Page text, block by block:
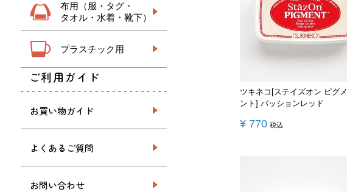
布用（服・タグ・
タオル・水着・靴下）
プラスチック用
ご利用ガイド
お買い物ガイド
よくあるご質問
お問い合わせ
ツキネコ[ステイズオン ピグメ
ント] パッションレッド
¥ 770 税込